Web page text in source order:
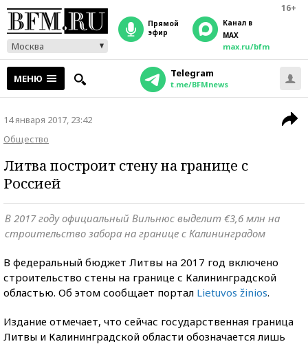
16+
Москва
прямой
эфир
Канал в
MAX
max.ru/bfm
МЕНЮ Telegram
t.me/BFMnews
14 января 2017, 23:42
Общество
Литва построит стену на границе с
Россией
В 2017 году официальный Вильнюс выделит €3,6 млн на
строительство забора на границе с Калининградом
В федеральный бюджет Литвы на 2017 год включено
строительство стены на границе с Калининградской
областью. Об этом сообщает портал Lietuvos žinios.
Издание отмечает, что сейчас государственная граница
Литвы и Калининградской области обозначаетсялишь